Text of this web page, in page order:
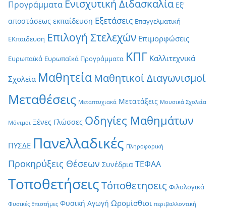
Προγράμματα Ενισχυτική Διδασκαλία Εξ'
αποστάσεως εκπαίδευση Εξετάσεις Επαγγελματική
ΕΚπαιδευση Επιλογή Στελεχών Επιμορφώσεις
Ευρωπαϊκά Ευρωπαϊκά Προγράμματα ΚΠΓ Καλλιτεχνικά
Σχολεία Μαθητεία Μαθητικοί Διαγωνισμοί
Μεταθέσεις Μεταπτυχιακά Μετατάξεις Μουσικά Σχολεία
Μόνιμοι Ξένες Γλώσσες Οδηγίες Μαθημάτων
ΠΥΣΔΕ Πανελλαδικές Πληροφορική
Προκηρύξεις Θέσεων Συνέδρια ΤΕΦΑΑ
ΤοποθετήσειςΤόποθετησεις Φιλολογικά
Φυσικές Επιστήμες Φυσική Αγωγή Ωρομίσθιοι περιβαλλοντική